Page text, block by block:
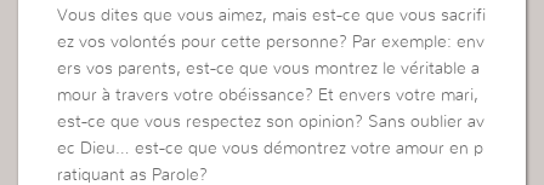
Vous dites que vous aimez, mais est-ce que vous sacrifi
ez vos volontés pour cette personne? Par exemple: env
ers vos parents, est-ce que vous montrez le véritable a
mour à travers votre obéissance? Et envers votre mari,
est-ce que vous respectez son opinion? Sans oublier av
ec Dieu… est-ce que vous démontrez votre amour en p
ratiquant as Parole?